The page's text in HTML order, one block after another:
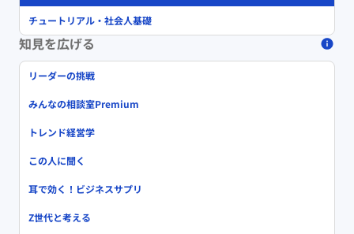
チュートリアル・社会人基礎
知見を広げる
リーダーの挑戦
みんなの相談室Premium
トレンド経営学
この人に聞く
耳で効く！ビジネスサプリ
Z世代と考える